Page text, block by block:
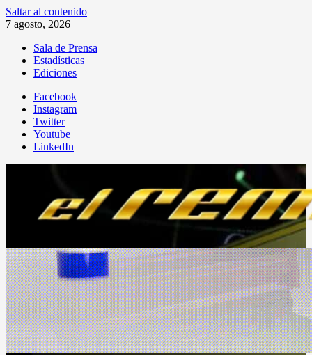
Saltar al contenido
7 agosto, 2026
Sala de Prensa
Estadísticas
Ediciones
Facebook
Instagram
Twitter
Youtube
LinkedIn